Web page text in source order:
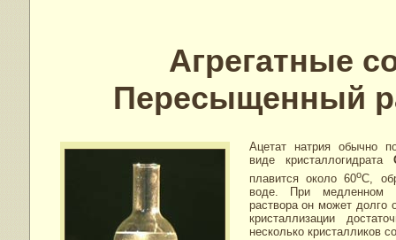
Агрегатные
Пересыщенный
Ацетат натрия обычно
виде кристаллогидрата
плавится около 60oС,
воде. При медленном
раствора он может
кристаллизации
несколько кристалликов